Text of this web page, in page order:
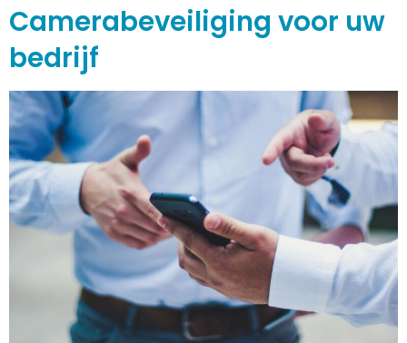
Camerabeveiliging voor uw
bedrijf